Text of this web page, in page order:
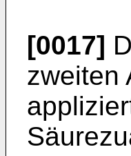
[0017]
zweiten